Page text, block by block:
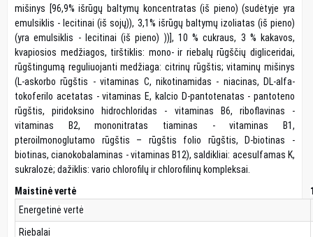
mišinys [96,9% išrūgų baltymų koncentratas (iš pieno) (sudėtyje yra
emulsiklis - lecitinai (iš sojų)), 3,1% išrūgų baltymų izoliatas (iš pieno)
(yra emulsiklis - lecitinai (iš pieno) ))], 10 % cukraus, 3 % kakavos,
kvapiosios medžiagos, tirštiklis: mono- ir riebalų rūgščių digliceridai,
rūgštingumą reguliuojanti medžiaga: citrinų rūgštis; vitaminų mišinys
(L-askorbo rūgštis - vitaminas C, nikotinamidas - niacinas, DL-alfa-
tokoferilo acetatas - vitaminas E, kalcio D-pantotenatas - pantoteno
rūgštis, piridoksino hidrochloridas - vitaminas B6, riboflavinas -
vitaminas B2, mononitratas tiaminas - vitaminas B1,
pteroilmonoglutamo rūgštis – rūgštis folio rūgštis, D-biotinas -
biotinas, cianokobalaminas - vitaminas B12), saldikliai: acesulfamas K,
sukralozė; dažiklis: vario chlorofilų ir chlorofilinų kompleksai.
Maistinė vertė
Energetinė vertė
Riebalai